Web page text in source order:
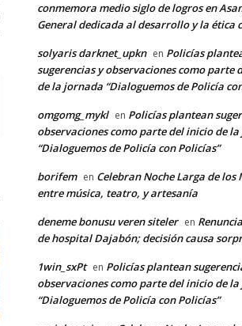
conmemora medio siglo de logros en
General dedicada al desarrollo y la ética
solyaris darknet_upkn en Policías
sugerencias y observaciones como parte
de la jornada “Dialoguemos de Policía
omgomg_mykl en Policías plantean
observaciones como parte del inicio de
“Dialoguemos de Policía con Policías”
borifem en Celebran Noche Larga de los
entre música, teatro, y artesanía
deneme bonusu veren siteler en
de hospital Dajabón; decisión causa
1win_sxPt en Policías plantean
observaciones como parte del inicio de
“Dialoguemos de Policía con Policías”